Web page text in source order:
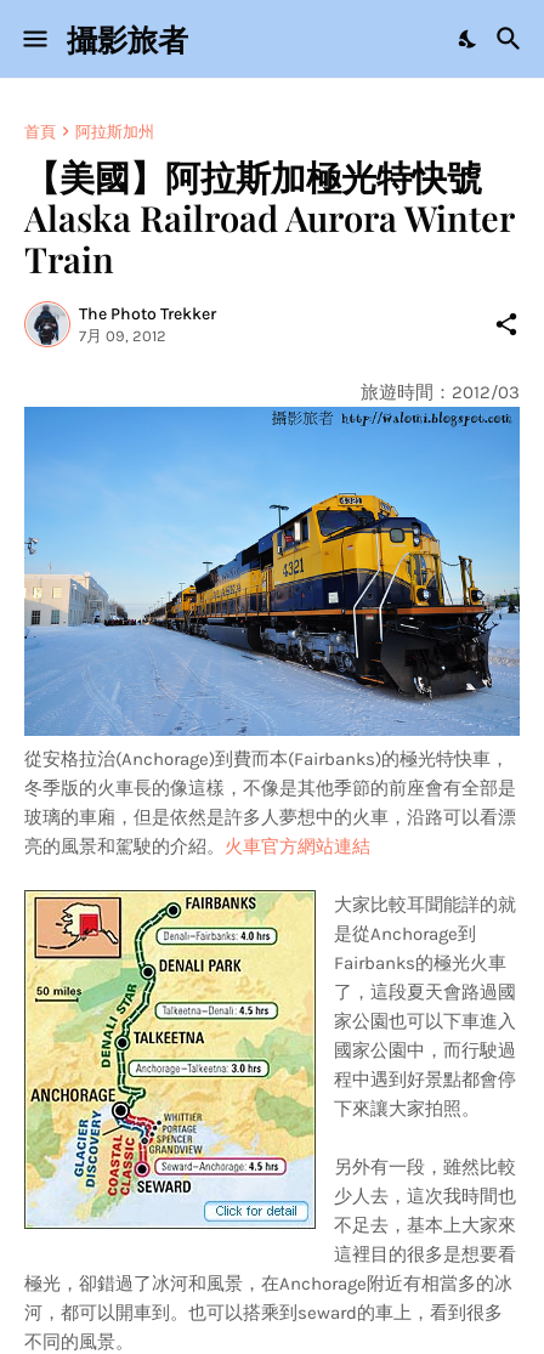
攝影旅者
首頁 阿拉斯加州
【美國】阿拉斯加極光特快號
Alaska Railroad Aurora Winter
Train
The Photo Trekker
7月 09, 2012
旅遊時間：2012/03
從安格拉治(Anchorage)到費而本(Fairbanks)的極光特快車，
冬季版的火車長的像這樣，不像是其他季節的前座會有全部是
玻璃的車廂，但是依然是許多人夢想中的火車，沿路可以看漂
亮的風景和駕駛的介紹。 火車官方網站連結
大家比較耳聞能詳的就
是從Anchorage到
Fairbanks的極光火車
了，這段夏天會路過國
家公園也可以下車進入
國家公園中，而行駛過
程中遇到好景點都會停
下來讓大家拍照。
另外有一段，雖然比較
少人去，這次我時間也
不足去，基本上大家來
這裡目的很多是想要看
極光，卻錯過了冰河和風景，在Anchorage附近有相當多的冰
河，都可以開車到。也可以搭乘到seward的車上，看到很多
不同的風景。